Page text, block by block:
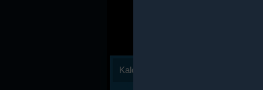
Kalóriaszámlálás